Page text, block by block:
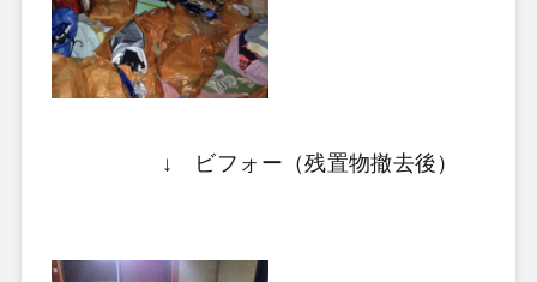
↓ ビフォー（残置物撤去後）